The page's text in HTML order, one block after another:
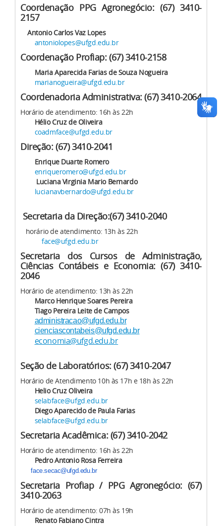
Coordenação PPG Agronegócio: (67) 3410-
2157
Antonio Carlos Vaz Lopes
antoniolopes@ufgd.edu.br
Coordenação Profiap: (67) 3410-2158
Maria Aparecida Farias de Souza Nogueira
marianogueira@ufgd.edu.br
Coordenadoria Administrativa: (67) 3410-2064
Horário de atendimento: 16h às 22h
Hélio Cruz de Oliveira
coadmface@ufgd.edu.br
Direção: (67) 3410-2041
Enrique Duarte Romero
enriqueromero@ufgd.edu.br
Luciana Virginia Mario Bernardo
lucianavbernardo@ufgd.edu.br
Secretaria da Direção:(67) 3410-2040
horário de atendimento: 13h às 22h
face@ufgd.edu.br
Secretaria dos Cursos de Administração,
Ciências Contábeis e Economia: (67) 3410-
2046
Horário de atendimento: 13h às 22h
Marco Henrique Soares Pereira
Tiago Pereira Leite de Campos
administracao@ufgd.edu.br
cienciascontabeis@ufgd.edu.br
economia@ufgd.edu.br
Seção de Laboratórios: (67) 3410-2047
Horário de Atendimento 10h às 17h e 18h às 22h
Helio Cruz Oliveira
selabface@ufgd.edu.br
Diego Aparecido de Paula Farias
selabface@ufgd.edu.br
Secretaria Acadêmica: (67) 3410-2042
Horário de atendimento: 16h às 22h
Pedro Antonio Rosa Ferreira
face.secac@ufgd.edu.br
Secretaria Profiap / PPG Agronegócio: (67)
3410-2063
Horário de atendimento: 07h às 19h
Renato Fabiano Cintra